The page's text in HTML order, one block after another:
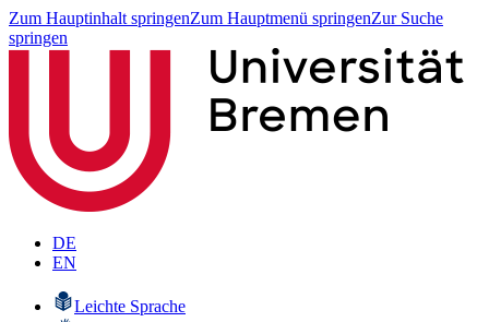
Zum Hauptinhalt springenZum Hauptmenü springenZur Suche
springen
DE
EN
Leichte Sprache